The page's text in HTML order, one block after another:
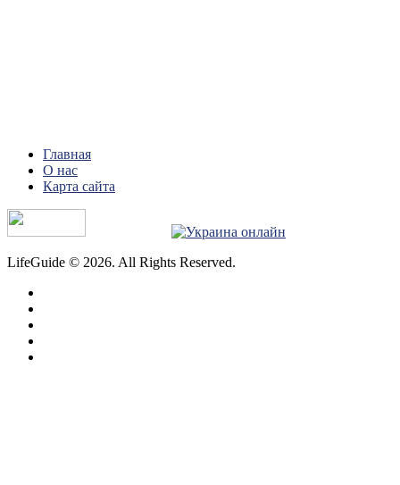
Главная
О нас
Карта сайта
LifeGuide © 2026. All Rights Reserved.